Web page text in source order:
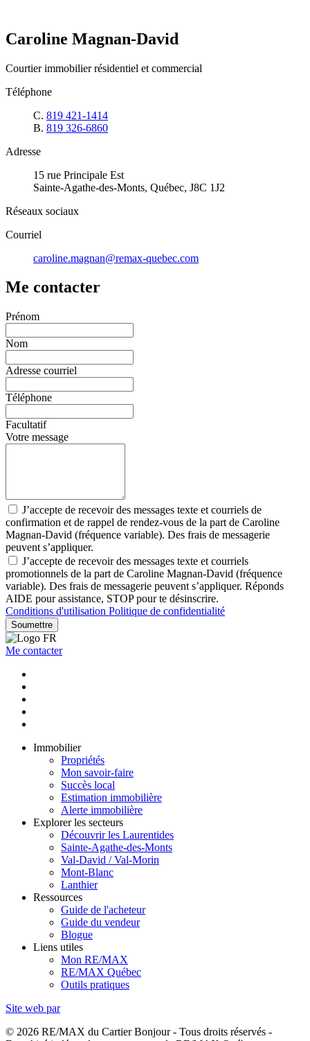
Caroline Magnan-David
Courtier immobilier résidentiel et commercial
Téléphone
C. 819 421-1414
B. 819 326-6860
Adresse
15 rue Principale Est
Sainte-Agathe-des-Monts, Québec, J8C 1J2
Réseaux sociaux
Courriel
caroline.magnan@remax-quebec.com
Me contacter
Prénom
Nom
Adresse courriel
Téléphone
Facultatif
Votre message
J’accepte de recevoir des messages texte et courriels de
confirmation et de rappel de rendez-vous de la part de Caroline
Magnan-David (fréquence variable). Des frais de messagerie
peuvent s’appliquer.
J’accepte de recevoir des messages texte et courriels
promotionnels de la part de Caroline Magnan-David (fréquence
variable). Des frais de messagerie peuvent s’appliquer. Réponds
AIDE pour assistance, STOP pour te désinscrire.
Conditions d'utilisation Politique de confidentialité
Soumettre
Me contacter
Immobilier
Propriétés
Mon savoir-faire
Succès local
Estimation immobilière
Alerte immobilière
Explorer les secteurs
Découvrir les Laurentides
Sainte-Agathe-des-Monts
Val-David / Val-Morin
Mont-Blanc
Lanthier
Ressources
Guide de l'acheteur
Guide du vendeur
Blogue
Liens utiles
Mon RE/MAX
RE/MAX Québec
Outils pratiques
Site web par
© 2026 RE/MAX du Cartier Bonjour - Tous droits réservés -